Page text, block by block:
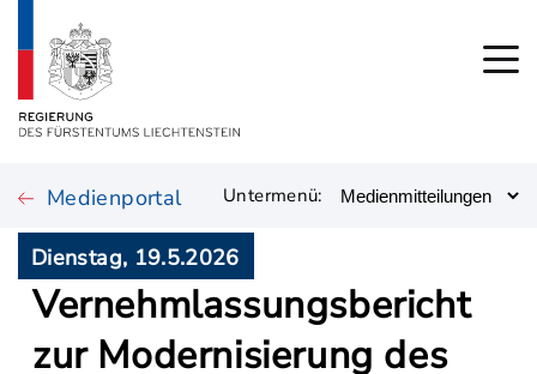
Medienportal Untermenü:
Dienstag, 19.5.2026
Vernehmlassungsbericht
zur Modernisierung des